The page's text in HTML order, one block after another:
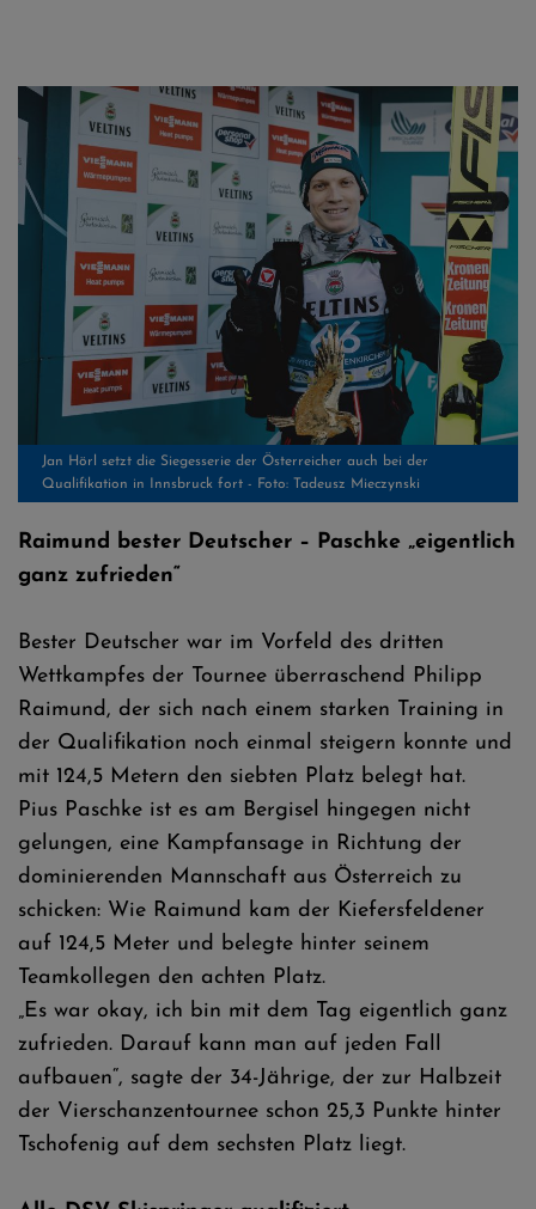
Jan Hörl setzt die Siegesserie der Österreicher auch bei der
Qualifikation in Innsbruck fort - Foto: Tadeusz Mieczynski
Raimund bester Deutscher – Paschke „eigentlich
ganz zufrieden“
Bester Deutscher war im Vorfeld des dritten
Wettkampfes der Tournee überraschend Philipp
Raimund, der sich nach einem starken Training in
der Qualifikation noch einmal steigern konnte und
mit 124,5 Metern den siebten Platz belegt hat.
Pius Paschke ist es am Bergisel hingegen nicht
gelungen, eine Kampfansage in Richtung der
dominierenden Mannschaft aus Österreich zu
schicken: Wie Raimund kam der Kiefersfeldener
auf 124,5 Meter und belegte hinter seinem
Teamkollegen den achten Platz.
„Es war okay, ich bin mit dem Tag eigentlich ganz
zufrieden. Darauf kann man auf jeden Fall
aufbauen“, sagte der 34-Jährige, der zur Halbzeit
der Vierschanzentournee schon 25,3 Punkte hinter
Tschofenig auf dem sechsten Platz liegt.